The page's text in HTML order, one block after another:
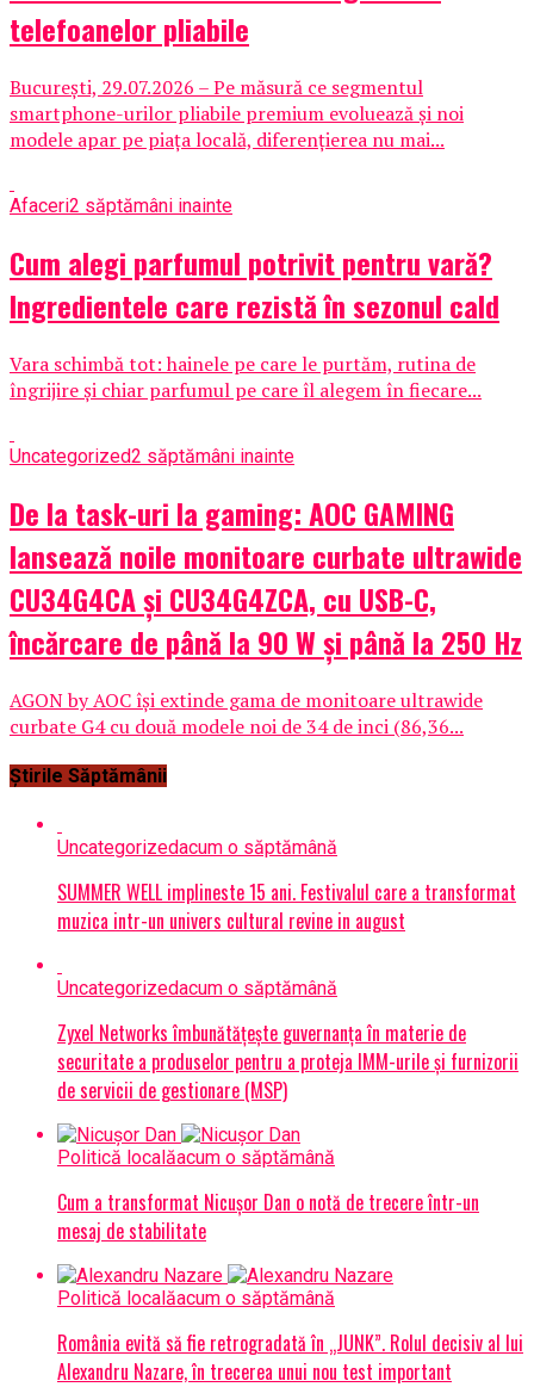
telefoanelor pliabile
București, 29.07.2026 – Pe măsură ce segmentul
smartphone-urilor pliabile premium evoluează și noi
modele apar pe piața locală, diferențierea nu mai...
Afaceri2 săptămâni inainte
Cum alegi parfumul potrivit pentru vară?
Ingredientele care rezistă în sezonul cald
Vara schimbă tot: hainele pe care le purtăm, rutina de
îngrijire și chiar parfumul pe care îl alegem în fiecare...
Uncategorized2 săptămâni inainte
De la task-uri la gaming: AOC GAMING
lansează noile monitoare curbate ultrawide
CU34G4CA și CU34G4ZCA, cu USB-C,
încărcare de până la 90 W și până la 250 Hz
AGON by AOC își extinde gama de monitoare ultrawide
curbate G4 cu două modele noi de 34 de inci (86,36...
Știrile Săptămânii
Uncategorizedacum o săptămână
SUMMER WELL implineste 15 ani. Festivalul care a transformat
muzica intr-un univers cultural revine in august
Uncategorizedacum o săptămână
Zyxel Networks îmbunătățește guvernanța în materie de
securitate a produselor pentru a proteja IMM-urile și furnizorii
de servicii de gestionare (MSP)
Politică localăacum o săptămână
Cum a transformat Nicușor Dan o notă de trecere într-un
mesaj de stabilitate
Politică localăacum o săptămână
România evită să fie retrogradată în „JUNK”. Rolul decisiv al lui
Alexandru Nazare, în trecerea unui nou test important